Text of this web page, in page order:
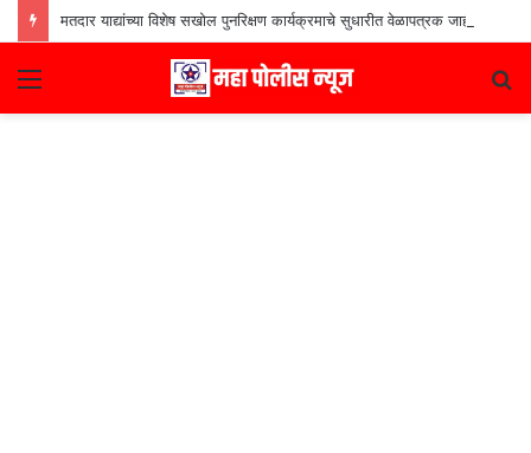
मतदार याद्यांच्या विशेष सखोल पुनरिक्षण कार्यक्रमाचे सुधारीत वेळापत्रक जाहीर
Menu